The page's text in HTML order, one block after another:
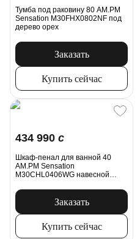
Тумба под раковину 80 AM.PM
Sensation M30FHX0802NF под
дерево орех
Заказать
Купить сейчас
434 990 c
Шкаф-пенал для ванной 40
AM.PM Sensation
M30CHL0406WG навесной
Заказать
Купить сейчас